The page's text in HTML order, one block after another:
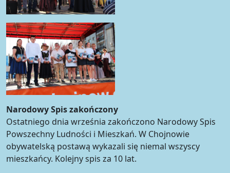
Narodowy Spis zakończony
Ostatniego dnia września zakończono Narodowy Spis
Powszechny Ludności i Mieszkań. W Chojnowie
obywatelską postawą wykazali się niemal wszyscy
mieszkańcy. Kolejny spis za 10 lat.